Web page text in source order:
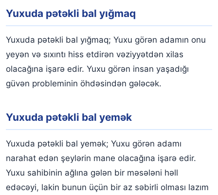
Yuxuda pətəkli bal yığmaq
Yuxuda pətəkli bal yığmaq; Yuxu görən adamın onu
yeyən və sıxıntı hiss etdirən vəziyyətdən xilas
olacağına işarə edir. Yuxu görən insan yaşadığı
güvən probleminin öhdəsindən gələcək.
Yuxuda pətəkli bal yemək
Yuxuda pətəkli bal yemək; Yuxu görən adamı
narahat edən şeylərin mane olacağına işarə edir.
Yuxu sahibinin ağlına gələn bir məsələni həll
edəcəyi, lakin bunun üçün bir az səbirli olması lazım